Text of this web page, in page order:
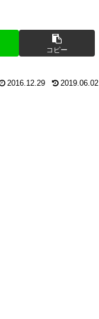
コピー
2016.12.29 2019.06.02